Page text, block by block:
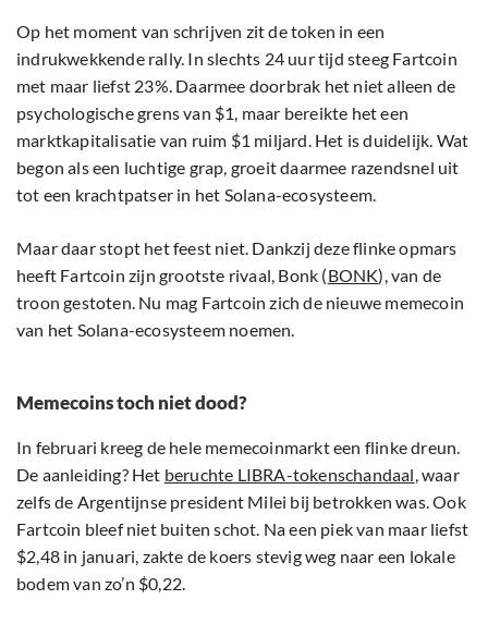
Op het moment van schrijven zit de token in een
indrukwekkende rally. In slechts 24 uur tijd steeg Fartcoin
met maar liefst 23%. Daarmee doorbrak het niet alleen de
psychologische grens van $1, maar bereikte het een
marktkapitalisatie van ruim $1 miljard. Het is duidelijk. Wat
begon als een luchtige grap, groeit daarmee razendsnel uit
tot een krachtpatser in het Solana-ecosysteem.
Maar daar stopt het feest niet. Dankzij deze flinke opmars
heeft Fartcoin zijn grootste rivaal, Bonk (BONK), van de
troon gestoten. Nu mag Fartcoin zich de nieuwe memecoin
van het Solana-ecosysteem noemen.
Memecoins toch niet dood?
In februari kreeg de hele memecoinmarkt een flinke dreun.
De aanleiding? Het beruchte LIBRA-tokenschandaal, waar
zelfs de Argentijnse president Milei bij betrokken was. Ook
Fartcoin bleef niet buiten schot. Na een piek van maar liefst
$2,48 in januari, zakte de koers stevig weg naar een lokale
bodem van zo’n $0,22.